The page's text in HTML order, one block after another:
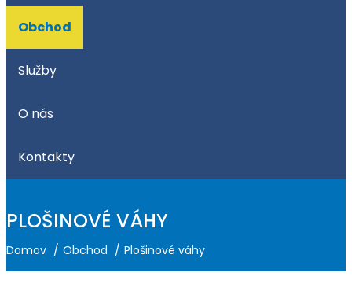
Obchod
Služby
O nás
Kontakty
PLOŠINOVÉ VÁHY
Domov Obchod Plošinové váhy